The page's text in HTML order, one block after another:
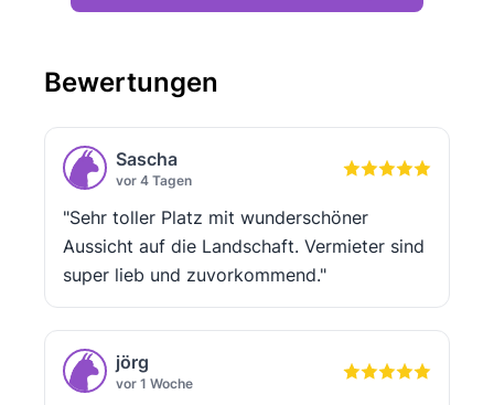
Bewertungen
Sascha
vor 4 Tagen
"Sehr toller Platz mit wunderschöner
Aussicht auf die Landschaft. Vermieter sind
super lieb und zuvorkommend."
jörg
vor 1 Woche